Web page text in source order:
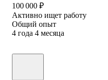
100 000 ₽
Активно ищет работу
Общий опыт
4 года 4 месяца